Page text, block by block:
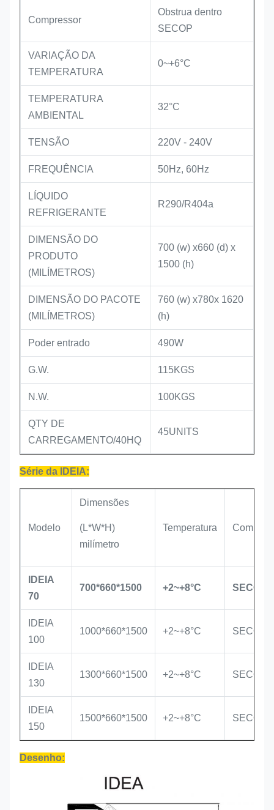
Compressor
Obstrua dentro
SECOP
VARIAÇÃO DA
TEMPERATURA
0~+6°C
TEMPERATURA
AMBIENTAL
32°C
TENSÃO 220V - 240V
FREQUÊNCIA 50Hz, 60Hz
LÍQUIDO
REFRIGERANTE
R290/R404a
DIMENSÃO DO
PRODUTO
(MILÍMETROS)
700 (w) x660 (d) x
1500 (h)
DIMENSÃO DO PACOTE
(MILÍMETROS)
760 (w) x780x 1620
(h)
Poder entrado 490W
G.W. 115KGS
N.W. 100KGS
QTY DE
CARREGAMENTO/40HQ
45UNITS
Série da IDEIA:
Modelo
Dimensões
(L*W*H)
milímetro
Temperatura
IDEIA
70
700*660*1500 +2~+8°C SECOP
IDEIA
100
1000*660*1500 +2~+8°C SECOP
IDEIA
130
1300*660*1500 +2~+8°C SECOP
IDEIA
150
1500*660*1500 +2~+8°C SECOP
Desenho: